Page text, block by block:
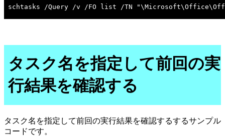
タスク名を指定して前回の実
行結果を確認する
タスク名を指定して前回の実行結果を確認するするサンプル
コードです。